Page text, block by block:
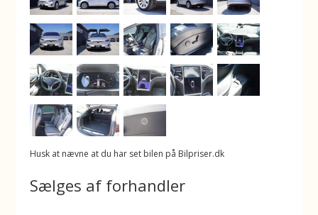
Husk at nævne at du har set bilen på Bilpriser.dk
Sælges af forhandler